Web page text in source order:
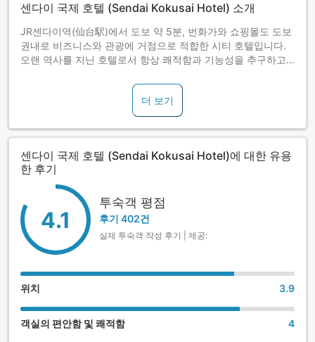
센다이 국제 호텔 (Sendai Kokusai Hotel) 소개
JR센다이역(仙台駅)에서 도보 약 5분, 번화가와 쇼핑몰도 도보
권내로 비즈니스와 관광에 거점으로 적합한 시티 호텔입니다.
오랜 역사를 지닌 호텔로서 항상 쾌적함과 기능성을 추구하고
는 개방감을 느끼게 해줍니다.
더 보기
센다이 국제 호텔 (Sendai Kokusai Hotel)에 대한 유용
한 후기
4.1
투숙객 평점
후기 402건
실제 투숙객 작성 후기 | 제공:
위치 3.9
객실의 편안함 및 쾌적함 4